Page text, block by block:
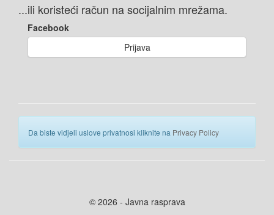
...ili koristeći račun na socijalnim mrežama.
Facebook
Prijava
Da biste vidjeli uslove privatnosi kliknite na Privacy Policy
© 2026 - Javna rasprava